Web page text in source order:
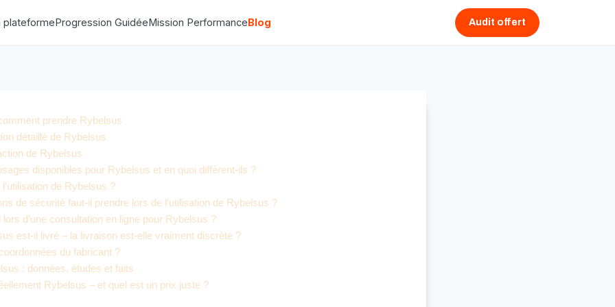
plateformeProgression GuidéeMission PerformanceBlog Audit offert
prendre Rybelsus
détaillé de Rybelsus
de Rybelsus
disponibles pour Rybelsus et en quoi diffèrent-ils ?
de Rybelsus ?
de sécurité faut-il prendre lors de l’utilisation de Rybelsus ?
d’une consultation en ligne pour Rybelsus ?
est-il livré – la livraison est-elle vraiment discrète ?
du fabricant ?
: données, études et faits
Rybelsus – et quel est un prix juste ?